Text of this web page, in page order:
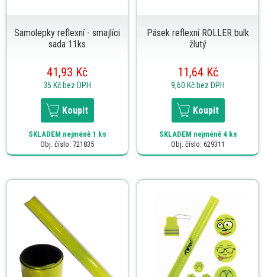
Samolepky reflexní - smajlíci
sada 11ks
41,93 Kč
35 Kč bez DPH
Koupit
SKLADEM nejméně 1 ks
Obj. číslo: 721835
Pásek reflexní ROLLER bulk
žlutý
11,64 Kč
9,60 Kč bez DPH
Koupit
SKLADEM nejméně 4 ks
Obj. číslo: 629311